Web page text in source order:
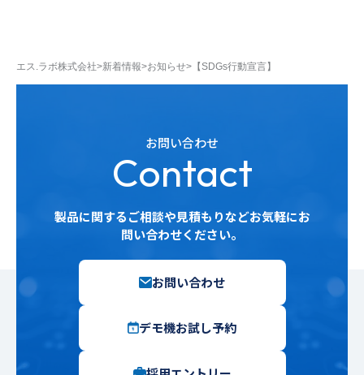
エス.ラボ株式会社>新着情報>お知らせ> 【SDGs行動宣言】
お問い合わせ
Contact
製品に関するご相談や見積もりなどお気軽にお
問い合わせください。
お問い合わせ
デモ機お試し予約